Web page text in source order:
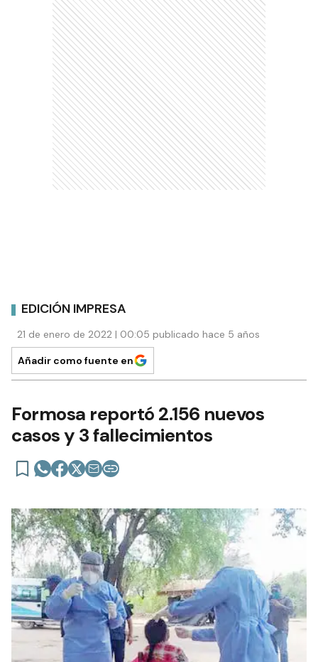
EDICIÓN IMPRESA
21 de enero de 2022 | 00:05 publicado hace 5 años
Añadir como fuente en
Formosa reportó 2.156 nuevos
casos y 3 fallecimientos